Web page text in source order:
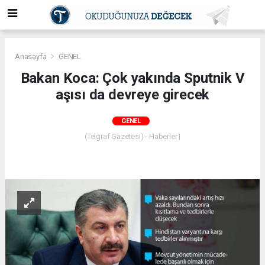
Anasayfa GENEL
Bakan Koca: Çok yakında Sputnik V
aşısı da devreye girecek
GENEL
(Telgraf Gazetesi) - Haberler |